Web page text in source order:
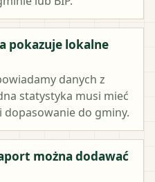
pokazuje lokalne
danych z
statystyka musi mieć
dopasowanie do gminy.
można dodawać